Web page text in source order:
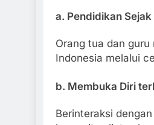
a. Pendidikan Sejak
Orang tua dan
Indonesia melalui
b. Membuka Diri
Berinteraksi